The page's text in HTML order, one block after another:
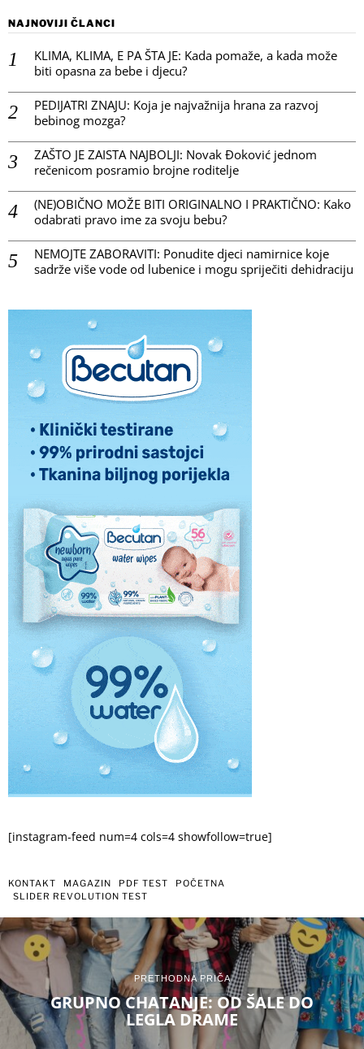
NAJNOVIJI ČLANCI
KLIMA, KLIMA, E PA ŠTA JE: Kada pomaže, a kada može
biti opasna za bebe i djecu?
PEDIJATRI ZNAJU: Koja je najvažnija hrana za razvoj
bebinog mozga?
ZAŠTO JE ZAISTA NAJBOLJI: Novak Đoković jednom
rečenicom posramio brojne roditelje
(NE)OBIČNO MOŽE BITI ORIGINALNO I PRAKTIČNO: Kako
odabrati pravo ime za svoju bebu?
NEMOJTE ZABORAVITI: Ponudite djeci namirnice koje
sadrže više vode od lubenice i mogu spriječiti dehidraciju
[instagram-feed num=4 cols=4 showfollow=true]
KONTAKT MAGAZIN PDF TEST
POČETNA
SLIDER REVOLUTION TEST
PRETHODNA PRIČA
GRUPNO CHATANJE: OD ŠALE DO
LEGLA DRAME